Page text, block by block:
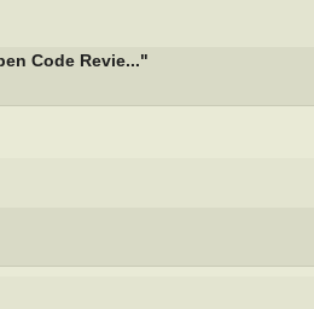
Code Revie..."